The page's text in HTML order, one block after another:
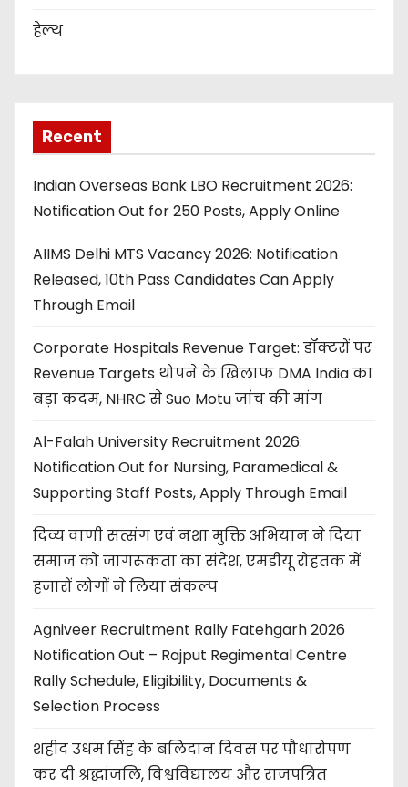
हेल्थ
Recent
Indian Overseas Bank LBO Recruitment 2026:
Notification Out for 250 Posts, Apply Online
AIIMS Delhi MTS Vacancy 2026: Notification
Released, 10th Pass Candidates Can Apply
Through Email
Corporate Hospitals Revenue Target: डॉक्टरों पर
Revenue Targets थोपने के खिलाफ DMA India का
बड़ा कदम, NHRC से Suo Motu जांच की मांग
Al-Falah University Recruitment 2026:
Notification Out for Nursing, Paramedical &
Supporting Staff Posts, Apply Through Email
दिव्य वाणी सत्संग एवं नशा मुक्ति अभियान ने दिया
समाज को जागरूकता का संदेश, एमडीयू रोहतक में
हजारों लोगों ने लिया संकल्प
Agniveer Recruitment Rally Fatehgarh 2026
Notification Out – Rajput Regimental Centre
Rally Schedule, Eligibility, Documents &
Selection Process
शहीद उधम सिंह के बलिदान दिवस पर पौधारोपण
कर दी श्रद्धांजलि, विश्वविद्यालय और राजपत्रित